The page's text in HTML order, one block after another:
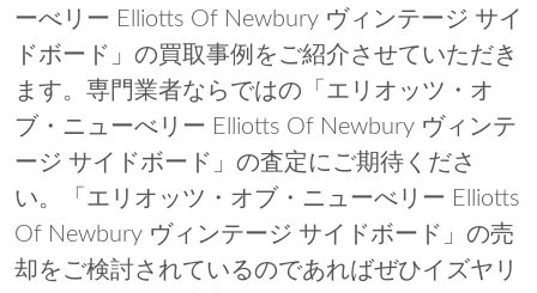
ーべリー Elliotts Of Newbury ヴィンテージ サイ
ドボード」の買取事例をご紹介させていただき
ます。専門業者ならではの「エリオッツ・オ
ブ・ニューべリー Elliotts Of Newbury ヴィンテ
ージ サイドボード」の査定にご期待くださ
い。「エリオッツ・オブ・ニューべリー Elliotts
Of Newbury ヴィンテージ サイドボード」の売
却をご検討されているのであればぜひイズヤリ